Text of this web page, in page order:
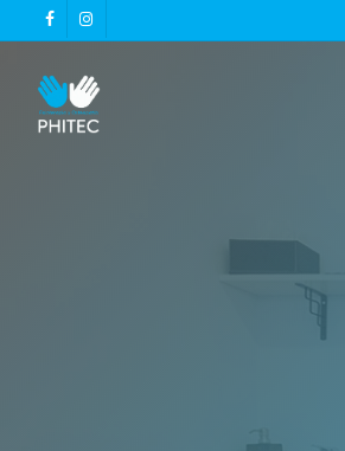
to
content
facebookinstagram